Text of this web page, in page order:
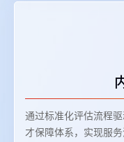
通过标准化评估流程
才保障体系，实现服